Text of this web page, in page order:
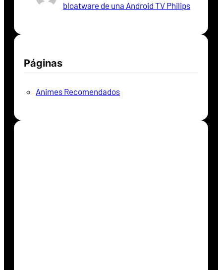
bloatware de una Android TV Philips
Páginas
Animes Recomendados